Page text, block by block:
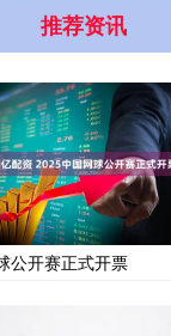
推荐资讯
公开赛正式开票